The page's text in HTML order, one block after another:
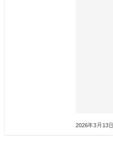
2026年3月13日